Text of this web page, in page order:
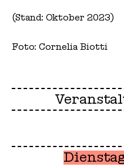
(Stand: Oktober 2023)
Foto: Cornelia Biotti